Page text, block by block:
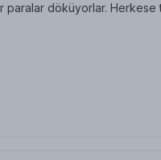
paralar döküyorlar. Herkese